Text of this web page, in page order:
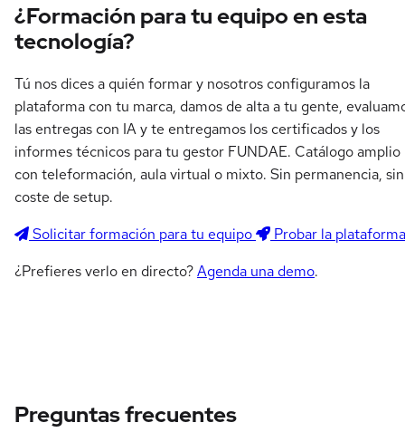
¿Formación para tu equipo en esta
tecnología?
Tú nos dices a quién formar y nosotros configuramos la
plataforma con tu marca, damos de alta a tu gente,
las entregas con IA y te entregamos los certificados y los
informes técnicos para tu gestor FUNDAE. Catálogo amplio
con teleformación, aula virtual o mixto. Sin permanencia, sin
coste de setup.
Solicitar formación para tu equipo
Probar la plataforma
¿Prefieres verlo en directo?Agenda una demo.
Preguntas frecuentes